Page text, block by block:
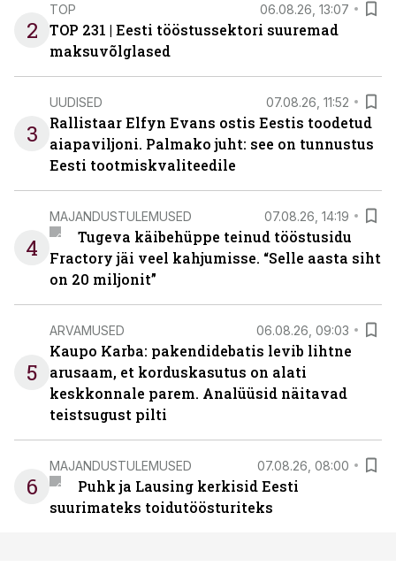
2
TOP 06.08.26, 13:07
TOP 231 | Eesti tööstussektori suuremad
maksuvõlglased
3
UUDISED 07.08.26, 11:52
Rallistaar Elfyn Evans ostis Eestis toodetud
aiapaviljoni. Palmako juht: see on tunnustus
Eesti tootmiskvaliteedile
4
MAJANDUSTULEMUSED 07.08.26, 14:19
Tugeva käibehüppe teinud tööstusidu
Fractory jäi veel kahjumisse. “Selle aasta siht
on 20 miljonit”
5
ARVAMUSED 06.08.26, 09:03
Kaupo Karba: pakendidebatis levib lihtne
arusaam, et korduskasutus on alati
keskkonnale parem. Analüüsid näitavad
teistsugust pilti
6
MAJANDUSTULEMUSED 07.08.26, 08:00
Puhk ja Lausing kerkisid Eesti
suurimateks toidutöösturiteks